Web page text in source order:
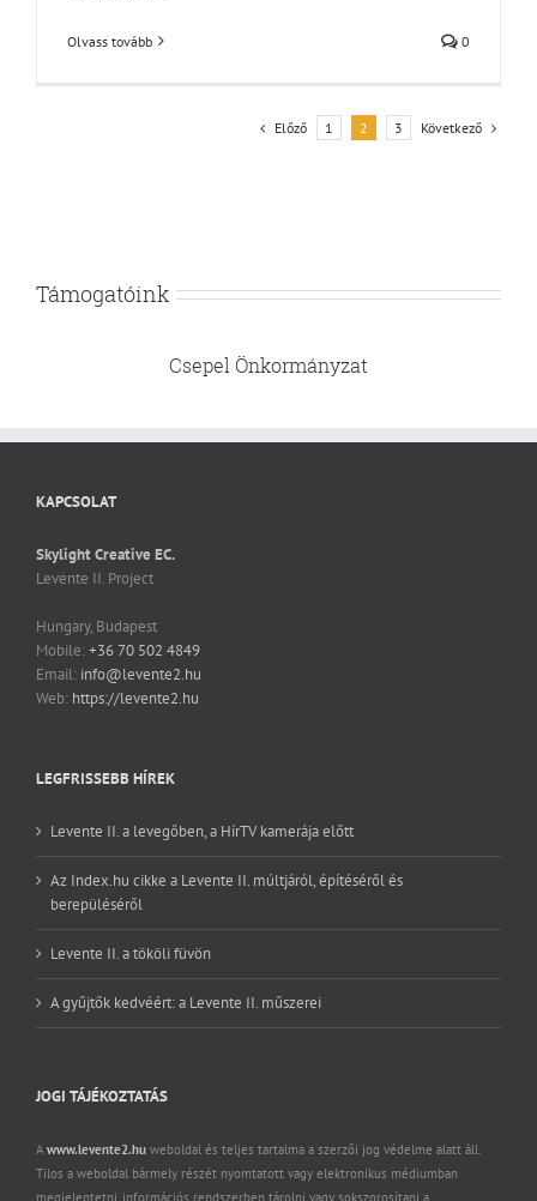
Olvass tovább 0
Előző 1 2 3 Következő
Támogatóink
Csepel Önkormányzat
KAPCSOLAT
Skylight Creative EC.
Levente II. Project
Hungary, Budapest
Mobile:+36 70 502 4849
Email: info@levente2.hu
Web: https://levente2.hu
LEGFRISSEBB HÍREK
Levente II. a levegőben, a HírTV kamerája előtt
Az Index.hu cikke a Levente II. múltjáról, építéséről és
berepüléséről
Levente II. a tököli füvön
A gyűjtők kedvéért: a Levente II. műszerei
JOGI TÁJÉKOZTATÁS
A www.levente2.hu weboldal és teljes tartalma a szerzői jog védelme alatt áll.
Tilos a weboldal bármely részét nyomtatott vagy elektronikus médiumban
megjelentetni, információs rendszerben tárolni vagy sokszorosítani a